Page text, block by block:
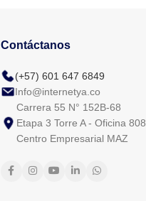
Contáctanos
(+57) 601 647 6849
Info@internetya.co
Carrera 55 N° 152B-68
Etapa 3 Torre A - Oficina 808
Centro Empresarial MAZ